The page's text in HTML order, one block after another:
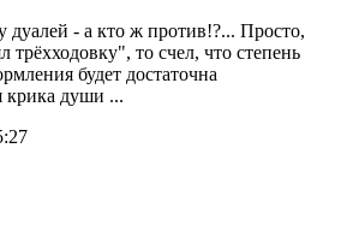
дуалей - а кто ж против!?... Просто,
трёхходовку", то счел, что степень
будет достаточна
крика души ...